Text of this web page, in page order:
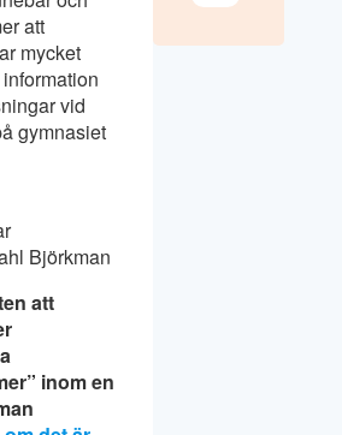
att
mycket
vid
gymnasiet
Björkman
att
inom en